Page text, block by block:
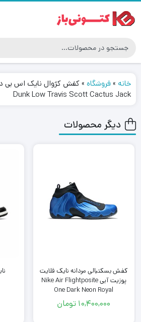
خانه »فروشگاه »
Dunk Low Travis Scott Cactus Jack
دیگر محصولات
کفش بسکتبالی مردانه نایک فلایت
پوزیت آبی Nike Air Flightposite
One Dark Neon Royal
10,400,000 تومان